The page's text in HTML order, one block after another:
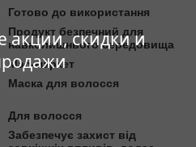
акции, скидки и
Готово до використання
Продукт безпечний для
навколишнього середовища
Мас-маркет
Маска для волосся
Для волосся
Забезпечує захист від